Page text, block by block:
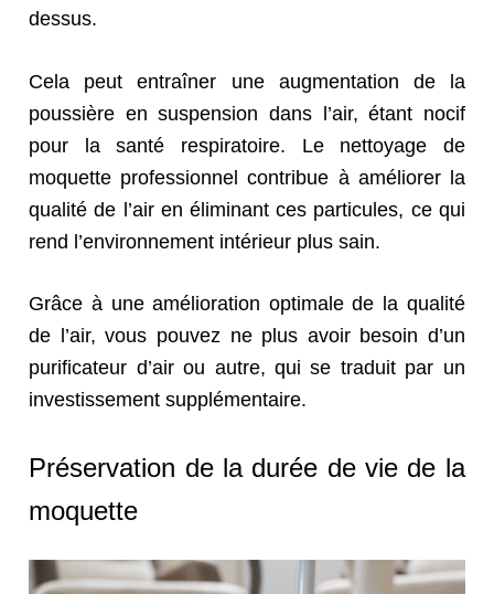
dessus.
Cela peut entraîner une augmentation de la
poussière en suspension dans l’air, étant nocif
pour la santé respiratoire. Le nettoyage de
moquette professionnel contribue à améliorer la
qualité de l’air en éliminant ces particules, ce qui
rend l’environnement intérieur plus sain.
Grâce à une amélioration optimale de la qualité
de l’air, vous pouvez ne plus avoir besoin d’un
purificateur d’air ou autre, qui se traduit par un
investissement supplémentaire.
Préservation de la durée de vie de la
moquette